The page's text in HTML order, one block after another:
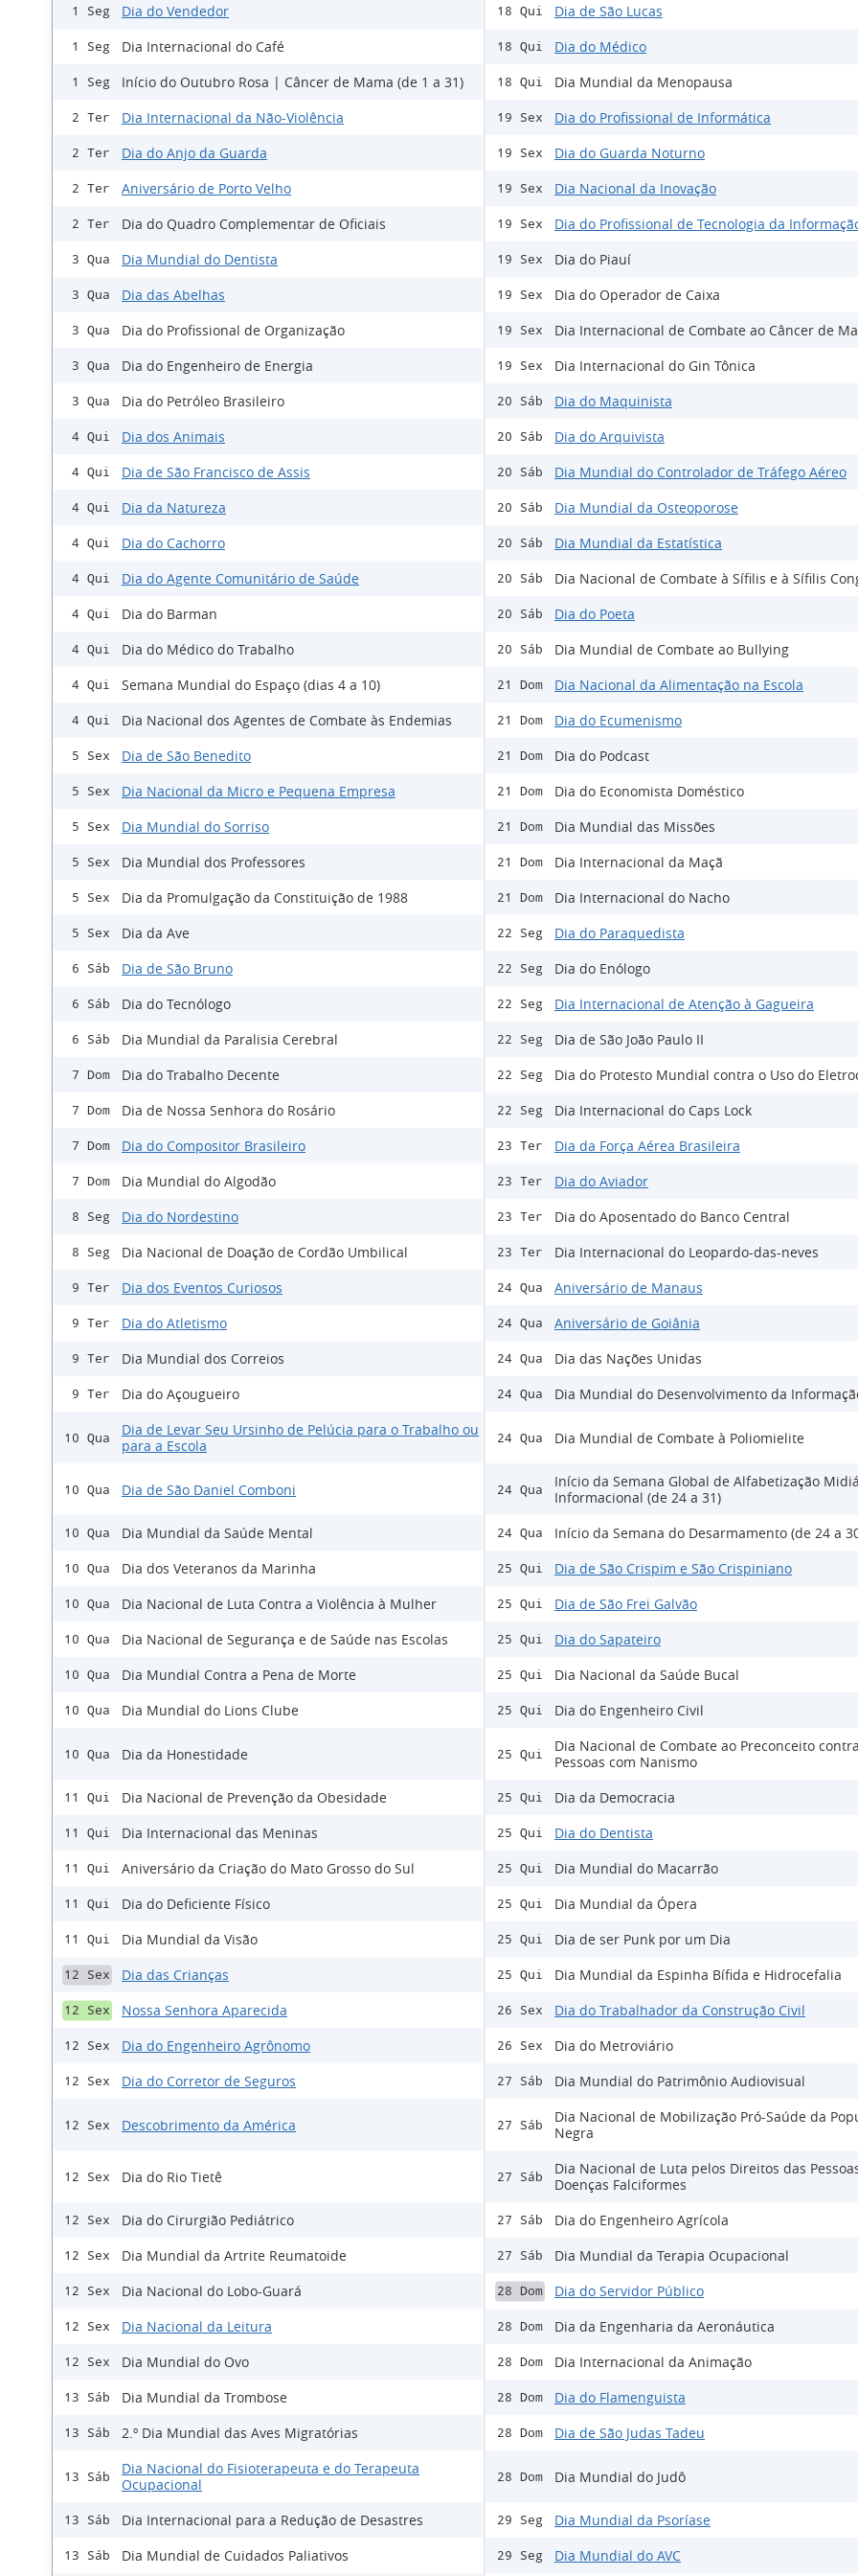
1 Seg Dia do Vendedor
1 Seg Dia Internacional do Café
1 Seg Início do Outubro Rosa | Câncer de Mama (de 1 a 31)
2 Ter Dia Internacional da Não-Violência
2 Ter Dia do Anjo da Guarda
2 Ter Aniversário de Porto Velho
2 Ter Dia do Quadro Complementar de Oficiais
3 Qua Dia Mundial do Dentista
3 Qua Dia das Abelhas
3 Qua Dia do Profissional de Organização
3 Qua Dia do Engenheiro de Energia
3 Qua Dia do Petróleo Brasileiro
4 Qui Dia dos Animais
4 Qui Dia de São Francisco de Assis
4 Qui Dia da Natureza
4 Qui Dia do Cachorro
4 Qui Dia do Agente Comunitário de Saúde
4 Qui Dia do Barman
4 Qui Dia do Médico do Trabalho
4 Qui Semana Mundial do Espaço (dias 4 a 10)
4 Qui Dia Nacional dos Agentes de Combate às Endemias
5 Sex Dia de São Benedito
5 Sex Dia Nacional da Micro e Pequena Empresa
5 Sex Dia Mundial do Sorriso
5 Sex Dia Mundial dos Professores
5 Sex Dia da Promulgação da Constituição de 1988
5 Sex Dia da Ave
6 Sáb Dia de São Bruno
6 Sáb Dia do Tecnólogo
6 Sáb Dia Mundial da Paralisia Cerebral
7 Dom Dia do Trabalho Decente
7 Dom Dia de Nossa Senhora do Rosário
7 Dom Dia do Compositor Brasileiro
7 Dom Dia Mundial do Algodão
8 Seg Dia do Nordestino
8 Seg Dia Nacional de Doação de Cordão Umbilical
9 Ter Dia dos Eventos Curiosos
9 Ter Dia do Atletismo
9 Ter Dia Mundial dos Correios
9 Ter Dia do Açougueiro
10 Qua
Dia de Levar Seu Ursinho de Pelúcia para o Trabalho ou
para a Escola
10 Qua Dia de São Daniel Comboni
10 Qua Dia Mundial da Saúde Mental
10 Qua Dia dos Veteranos da Marinha
10 Qua Dia Nacional de Luta Contra a Violência à Mulher
10 Qua Dia Nacional de Segurança e de Saúde nas Escolas
10 Qua Dia Mundial Contra a Pena de Morte
10 Qua Dia Mundial do Lions Clube
10 Qua Dia da Honestidade
11 Qui Dia Nacional de Prevenção da Obesidade
11 Qui Dia Internacional das Meninas
11 Qui Aniversário da Criação do Mato Grosso do Sul
11 Qui Dia do Deficiente Físico
11 Qui Dia Mundial da Visão
12 Sex Dia das Crianças
12 Sex Nossa Senhora Aparecida
12 Sex Dia do Engenheiro Agrônomo
12 Sex Dia do Corretor de Seguros
12 Sex Descobrimento da América
12 Sex Dia do Rio Tietê
12 Sex Dia do Cirurgião Pediátrico
12 Sex Dia Mundial da Artrite Reumatoide
12 Sex Dia Nacional do Lobo-Guará
12 Sex Dia Nacional da Leitura
12 Sex Dia Mundial do Ovo
13 Sáb Dia Mundial da Trombose
13 Sáb 2.º Dia Mundial das Aves Migratórias
13 Sáb
Dia Nacional do Fisioterapeuta e do Terapeuta
Ocupacional
13 Sáb Dia Internacional para a Redução de Desastres
13 Sáb Dia Mundial de Cuidados Paliativos
18 Qui Dia de São Lucas
18 Qui Dia do Médico
18 Qui Dia Mundial da Menopausa
19 Sex Dia do Profissional de Informática
19 Sex Dia do Guarda Noturno
19 Sex Dia Nacional da Inovação
19 Sex Dia do Profissional de Tecnologia da
19 Sex Dia do Piauí
19 Sex Dia do Operador de Caixa
19 Sex Dia Internacional de Combate ao Câncer de
19 Sex Dia Internacional do Gin Tônica
20 Sáb Dia do Maquinista
20 Sáb Dia do Arquivista
20 Sáb Dia Mundial do Controlador de Tráfego Aéreo
20 Sáb Dia Mundial da Osteoporose
20 Sáb Dia Mundial da Estatística
20 Sáb Dia Nacional de Combate à Sífilis e à Sífilis
20 Sáb Dia do Poeta
20 Sáb Dia Mundial de Combate ao Bullying
21 Dom Dia Nacional da Alimentação na Escola
21 Dom Dia do Ecumenismo
21 Dom Dia do Podcast
21 Dom Dia do Economista Doméstico
21 Dom Dia Mundial das Missões
21 Dom Dia Internacional da Maçã
21 Dom Dia Internacional do Nacho
22 Seg Dia do Paraquedista
22 Seg Dia do Enólogo
22 Seg Dia Internacional de Atenção à Gagueira
22 Seg Dia de São João Paulo II
22 Seg Dia do Protesto Mundial contra o Uso do
22 Seg Dia Internacional do Caps Lock
23 Ter Dia da Força Aérea Brasileira
23 Ter Dia do Aviador
23 Ter Dia do Aposentado do Banco Central
23 Ter Dia Internacional do Leopardo-das-neves
24 Qua Aniversário de Manaus
24 Qua Aniversário de Goiânia
24 Qua Dia das Nações Unidas
24 Qua Dia Mundial do Desenvolvimento da
24 Qua Dia Mundial de Combate à Poliomielite
24 Qua
Início da Semana Global de Alfabetização
Informacional (de 24 a 31)
24 Qua Início da Semana do Desarmamento (de 24 a
25 Qui Dia de São Crispim e São Crispiniano
25 Qui Dia de São Frei Galvão
25 Qui Dia do Sapateiro
25 Qui Dia Nacional da Saúde Bucal
25 Qui Dia do Engenheiro Civil
25 Qui
Dia Nacional de Combate ao Preconceito
Pessoas com Nanismo
25 Qui Dia da Democracia
25 Qui Dia do Dentista
25 Qui Dia Mundial do Macarrão
25 Qui Dia Mundial da Ópera
25 Qui Dia de ser Punk por um Dia
25 Qui Dia Mundial da Espinha Bífida e Hidrocefalia
26 Sex Dia do Trabalhador da Construção Civil
26 Sex Dia do Metroviário
27 Sáb Dia Mundial do Patrimônio Audiovisual
27 Sáb
Dia Nacional de Mobilização Pró-Saúde da
Negra
27 Sáb
Dia Nacional de Luta pelos Direitos das
Doenças Falciformes
27 Sáb Dia do Engenheiro Agrícola
27 Sáb Dia Mundial da Terapia Ocupacional
28 Dom Dia do Servidor Público
28 Dom Dia da Engenharia da Aeronáutica
28 Dom Dia Internacional da Animação
28 Dom Dia do Flamenguista
28 Dom Dia de São Judas Tadeu
28 Dom Dia Mundial do Judô
29 Seg Dia Mundial da Psoríase
29 Seg Dia Mundial do AVC